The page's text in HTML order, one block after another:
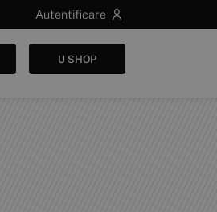
Autentificare
U SHOP